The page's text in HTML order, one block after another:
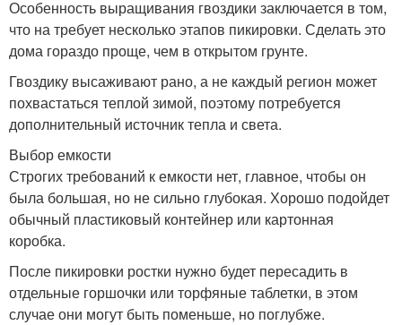
Гвоздики на срезку
Особенность выращивания гвоздики заключается в том,
что на требует несколько этапов пикировки. Сделать это
дома гораздо проще, чем в открытом грунте.
Гвоздику высаживают рано, а не каждый регион может
похвастаться теплой зимой, поэтому потребуется
дополнительный источник тепла и света.
Выбор емкости
Строгих требований к емкости нет, главное, чтобы он
была большая, но не сильно глубокая. Хорошо подойдет
обычный пластиковый контейнер или картонная
коробка.
После пикировки ростки нужно будет пересадить в
отдельные горшочки или торфяные таблетки, в этом
случае они могут быть поменьше, но поглубже.